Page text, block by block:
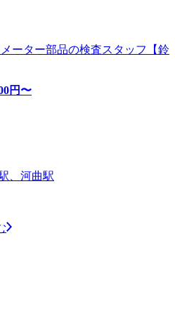
ーター部品の検査スタッフ【鈴
円〜
、河曲駅